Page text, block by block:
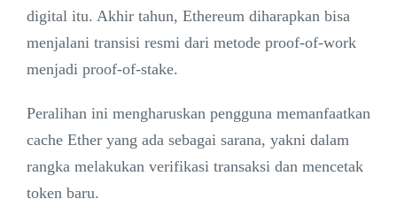
digital itu. Akhir tahun, Ethereum diharapkan bisa
menjalani transisi resmi dari metode proof-of-work
menjadi proof-of-stake.
Peralihan ini mengharuskan pengguna memanfaatkan
cache Ether yang ada sebagai sarana, yakni dalam
rangka melakukan verifikasi transaksi dan mencetak
token baru.